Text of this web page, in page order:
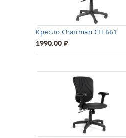
Кресло Chairman CH 661
1990.00 ⃏